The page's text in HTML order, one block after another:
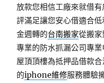
放款您相信工廠來就借
評滿足讓您安心借適合
金週轉的台南搬家從搬
專業的防水抓漏公司專業
屋頂頂樓為抵押品借款
的iphone維修服務體驗